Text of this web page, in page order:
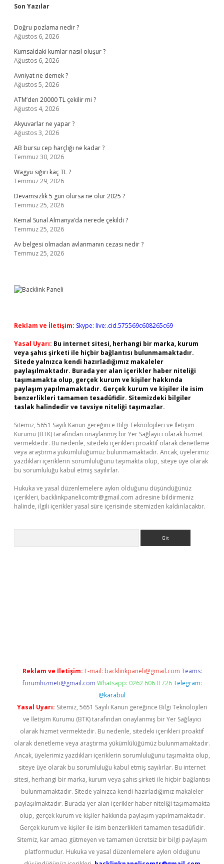
Sidebar
Son Yazılar
Doğru pozlama nedir ?
Ağustos 6, 2026
Kumsaldaki kumlar nasıl oluşur ?
Ağustos 6, 2026
Avniyat ne demek ?
Ağustos 5, 2026
ATM’den 20000 TL çekilir mi ?
Ağustos 4, 2026
Akyuvarlar ne yapar ?
Ağustos 3, 2026
AB bursu cep harçlığı ne kadar ?
Temmuz 30, 2026
Wagyu sığırı kaç TL ?
Temmuz 29, 2026
Devamsızlık 5 gün olursa ne olur 2025 ?
Temmuz 25, 2026
Kemal Sunal Almanya’da nerede çekildi ?
Temmuz 25, 2026
Av belgesi olmadan avlanmanın cezası nedir ?
Temmuz 25, 2026
Reklam ve İletişim: Skype: live:.cid.575569c608265c69
Yasal Uyarı: Bu internet sitesi, herhangi bir marka, kurum
veya şahıs şirketi ile hiçbir bağlantısı bulunmamaktadır.
Sitede yalnızca kendi hazırladığımız makaleler
paylaşılmaktadır. Burada yer alan içerikler haber niteliği
taşımamakta olup, gerçek kurum ve kişiler hakkında
paylaşım yapılmamaktadır. Gerçek kurum ve kişiler ile isim
benzerlikleri tamamen tesadüfidir. Sitemizdeki bilgiler
taslak halindedir ve tavsiye niteliği taşımazlar.
Sitemiz, 5651 Sayılı Kanun gereğince Bilgi Teknolojileri ve İletişim
Kurumu (BTK) tarafından onaylanmış bir Yer Sağlayıcı olarak hizmet
vermektedir. Bu nedenle, sitedeki içerikleri proaktif olarak denetleme
veya araştırma yükümlülüğümüz bulunmamaktadır. Ancak, üyelerimiz
yazdıkları içeriklerin sorumluluğunu taşımakta olup, siteye üye olarak
bu sorumluluğu kabul etmiş sayılırlar.
Hukuka ve yasal düzenlemelere aykırı olduğunu düşündüğünüz
içerikleri, backlinkpanelicomtr@gmail.com adresine bildirmeniz
halinde, ilgili içerikler yasal süre içerisinde sitemizden kaldırılacaktır.
Reklam ve İletişim: E-mail: backlinkpaneli@gmail.com Teams:
forumhizmeti@gmail.com Whatsapp: 0262 606 0 726 Telegram:
@karabul
Yasal Uyarı: Sitemiz, 5651 Sayılı Kanun gereğince Bilgi Teknolojileri
ve İletişim Kurumu (BTK) tarafından onaylanmış bir Yer Sağlayıcı
olarak hizmet vermektedir. Bu nedenle, sitedeki içerikleri proaktif
olarak denetleme veya araştırma yükümlülüğümüz bulunmamaktadır.
Ancak, üyelerimiz yazdıkları içeriklerin sorumluluğunu taşımakta olup,
siteye üye olarak bu sorumluluğu kabul etmiş sayılırlar. Bu internet
sitesi, herhangi bir marka, kurum veya şahıs şirketi ile hiçbir bağlantısı
bulunmamaktadır. Sitede yalnızca kendi hazırladığımız makaleler
paylaşılmaktadır. Burada yer alan içerikler haber niteliği taşımamakta
olup, gerçek kurum ve kişiler hakkında paylaşım yapılmamaktadır.
Gerçek kurum ve kişiler ile isim benzerlikleri tamamen tesadüfidir.
Sitemiz, kar amacı gütmeyen ve tamamen ücretsiz bir bilgi paylaşım
platformudur. Hukuka ve yasal düzenlemelere aykırı olduğunu